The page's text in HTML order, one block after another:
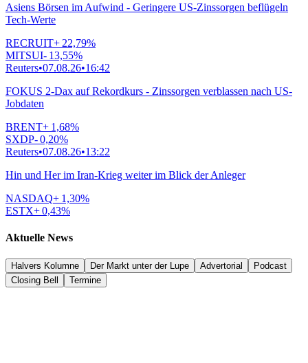
Asiens Börsen im Aufwind - Geringere US-Zinssorgen beflügeln
Tech-Werte
RECRUIT+ 22,79%
MITSUI- 13,55%
Reuters•07.08.26•16:42
FOKUS 2-Dax auf Rekordkurs - Zinssorgen verblassen nach US-
Jobdaten
BRENT+ 1,68%
SXDP-0,20%
Reuters•07.08.26•13:22
Hin und Her im Iran-Krieg weiter im Blick der Anleger
NASDAQ+ 1,30%
ESTX+0,43%
Aktuelle News
Halvers Kolumne Der Markt unter der Lupe Advertorial
Podcast
Closing Bell
Termine